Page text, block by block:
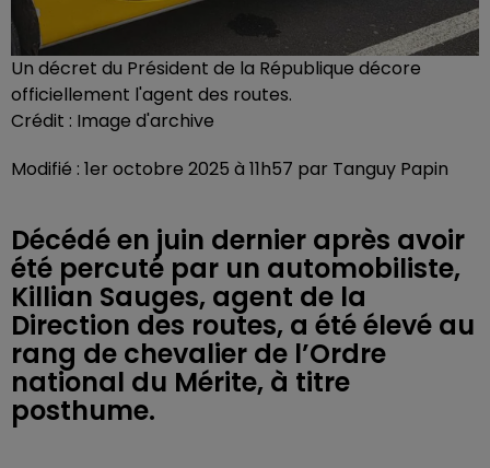
Un décret du Président de la République décore
officiellement l'agent des routes.
Crédit : Image d'archive
Modifié : 1er octobre 2025 à 11h57 par Tanguy Papin
Décédé en juin dernier après avoir
été percuté par un automobiliste,
Killian Sauges, agent de la
Direction des routes, a été élevé au
rang de chevalier de l’Ordre
national du Mérite, à titre
posthume.